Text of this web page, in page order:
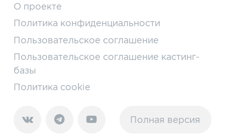
О проекте
Политика конфиденциальности
Пользовательское соглашение
Пользовательское соглашение кастинг-
базы
Политика cookie
Полная версия